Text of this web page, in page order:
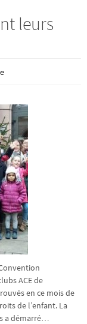
leurs
ACE de
en ce mois de
de l’enfant. La
a démarré…